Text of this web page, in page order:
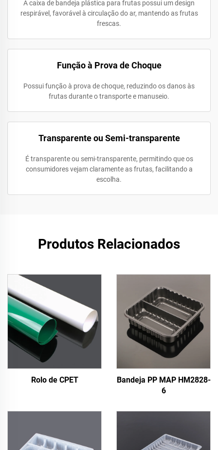
A caixa de bandeja plástica para frutas possui um design
respirável, favorável à circulação do ar, mantendo as frutas
frescas.
Função à Prova de Choque
Possui função à prova de choque, reduzindo os danos às
frutas durante o transporte e manuseio.
Transparente ou Semi-transparente
É transparente ou semi-transparente, permitindo que os
consumidores vejam claramente as frutas, facilitando a
escolha.
Produtos Relacionados
Rolo de CPET
Bandeja PP MAP HM2828-
6